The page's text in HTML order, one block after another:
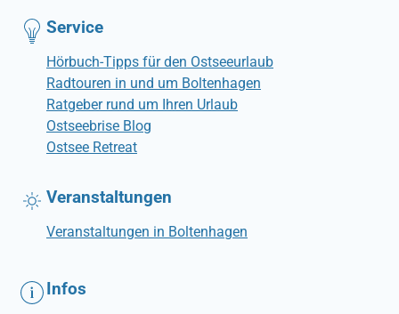
Service
Hörbuch-Tipps für den Ostseeurlaub
Radtouren in und um Boltenhagen
Ratgeber rund um Ihren Urlaub
Ostseebrise Blog
Ostsee Retreat
Veranstaltungen
Veranstaltungen in Boltenhagen
Infos